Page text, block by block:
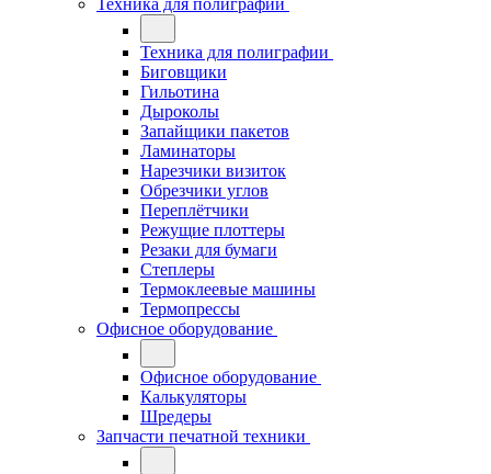
Техника для полиграфии
Техника для полиграфии
Биговщики
Гильотина
Дыроколы
Запайщики пакетов
Ламинаторы
Нарезчики визиток
Обрезчики углов
Переплётчики
Режущие плоттеры
Резаки для бумаги
Степлеры
Термоклеевые машины
Термопрессы
Офисное оборудование
Офисное оборудование
Калькуляторы
Шредеры
Запчасти печатной техники